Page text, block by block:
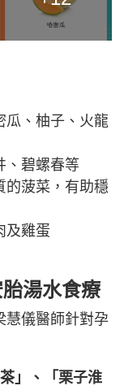
瓜、柚子、火龍
、碧螺春等
的菠菜，有助穩
及雞蛋
湯水食療
慧儀醫師針對孕
」、「栗子淮